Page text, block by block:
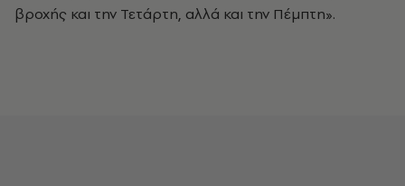
βροχής και την Τετάρτη, αλλά και την Πέμπτη».